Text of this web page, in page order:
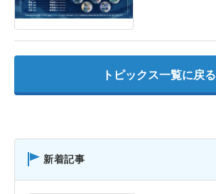
トピックス一覧に戻る
新着記事